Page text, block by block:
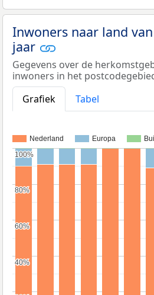
Inwoners naar land
jaar
Gegevens over de
inwoners in het
Grafiek
Tabel
Nederland Europa
40%
40%
60%
60%
80%
80%
100%
100%